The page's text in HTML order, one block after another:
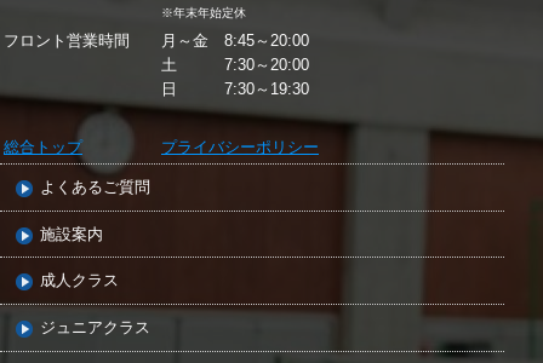
※年末年始定休
フロント営業時間
月～金 8:45～20:00
土 7:30～20:00
日 7:30～19:30
総合トップ プライバシーポリシー
よくあるご質問
施設案内
成人クラス
ジュニアクラス